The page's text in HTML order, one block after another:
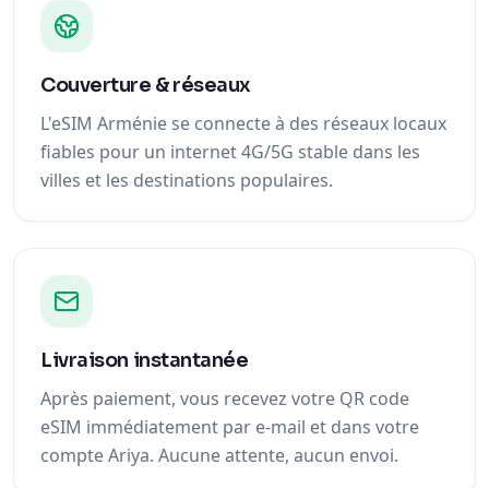
Couverture & réseaux
L'eSIM Arménie se connecte à des réseaux locaux
fiables pour un internet 4G/5G stable dans les
villes et les destinations populaires.
Livraison instantanée
Après paiement, vous recevez votre QR code
eSIM immédiatement par e-mail et dans votre
compte Ariya. Aucune attente, aucun envoi.